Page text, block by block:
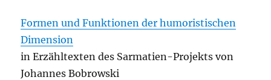
Formen und Funktionen der humoristischen
Dimension
in Erzähltexten des Sarmatien-Projekts von
Johannes Bobrowski